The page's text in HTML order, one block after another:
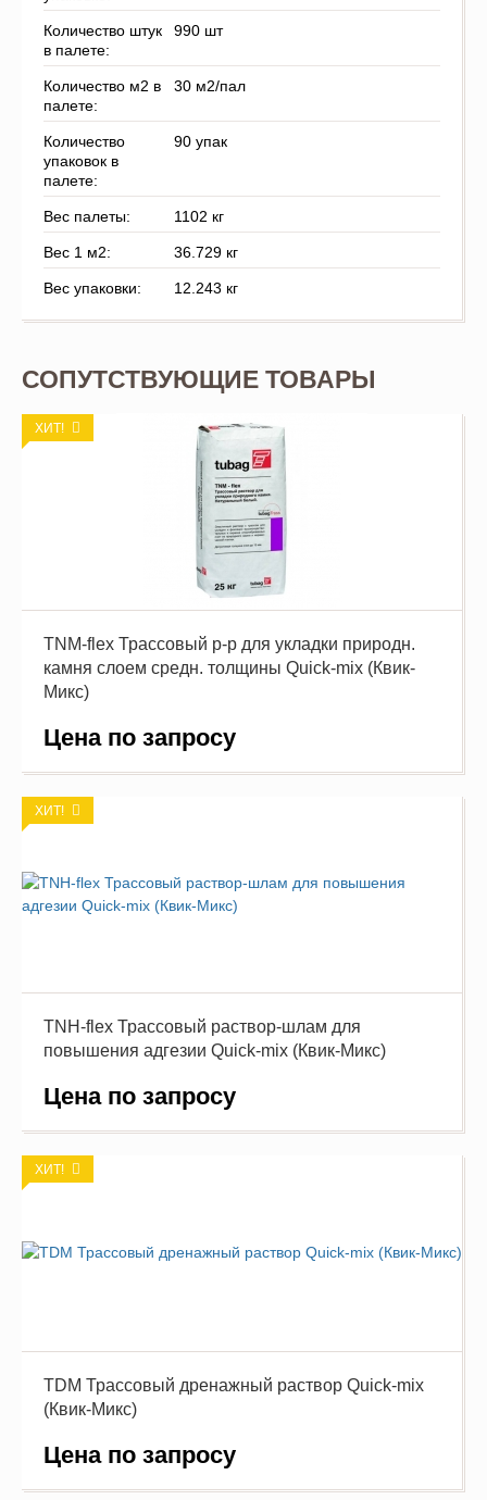
Количество штук
в палете:
990 шт
Количество м2 в
палете:
30 м2/пал
Количество
упаковок в
палете:
90 упак
Вес палеты: 1102 кг
Вес 1 м2: 36.729 кг
Вес упаковки: 12.243 кг
СОПУТСТВУЮЩИЕ ТОВАРЫ
TNM-flex Трассовый р-р для укладки природн.
камня слоем средн. толщины Quick-mix (Квик-
Микс)
Цена по запросу
ХИТ!
TNH-flex Трассовый раствор-шлам для
повышения адгезии Quick-mix (Квик-Микс)
Цена по запросу
ХИТ!
TDM Трассовый дренажный раствор Quick-mix
(Квик-Микс)
Цена по запросу
ХИТ!